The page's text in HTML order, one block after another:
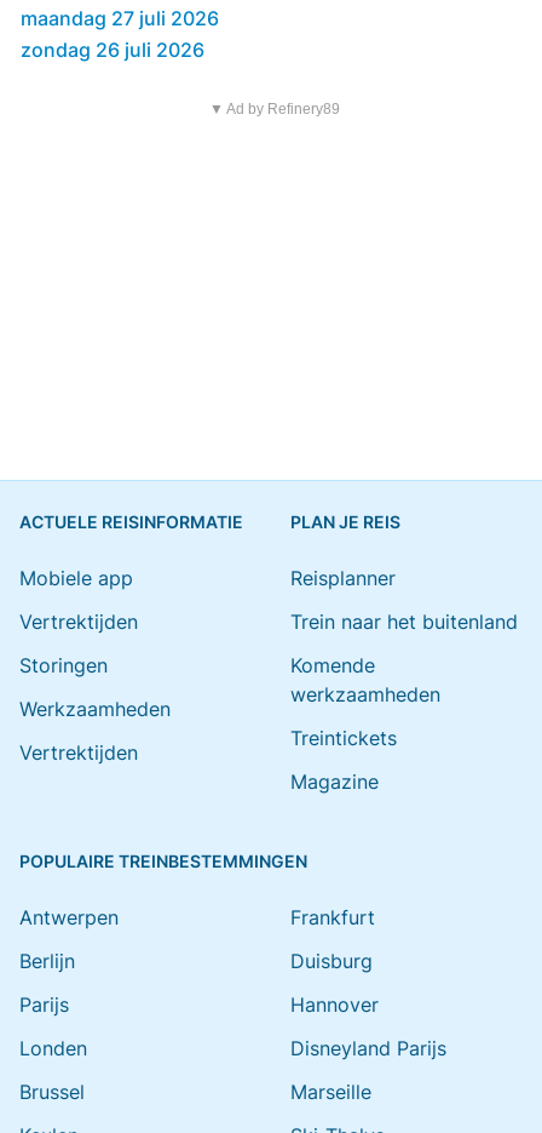
maandag 27 juli 2026
zondag 26 juli 2026
▼ Ad by Refinery89
ACTUELE REISINFORMATIE
Mobiele app
Vertrektijden
Storingen
Werkzaamheden
Vertrektijden
PLAN JE REIS
Reisplanner
Trein naar het buitenland
Komende
werkzaamheden
Treintickets
Magazine
POPULAIRE TREINBESTEMMINGEN
Antwerpen
Berlijn
Parijs
Londen
Brussel
Frankfurt
Duisburg
Hannover
Disneyland Parijs
Marseille